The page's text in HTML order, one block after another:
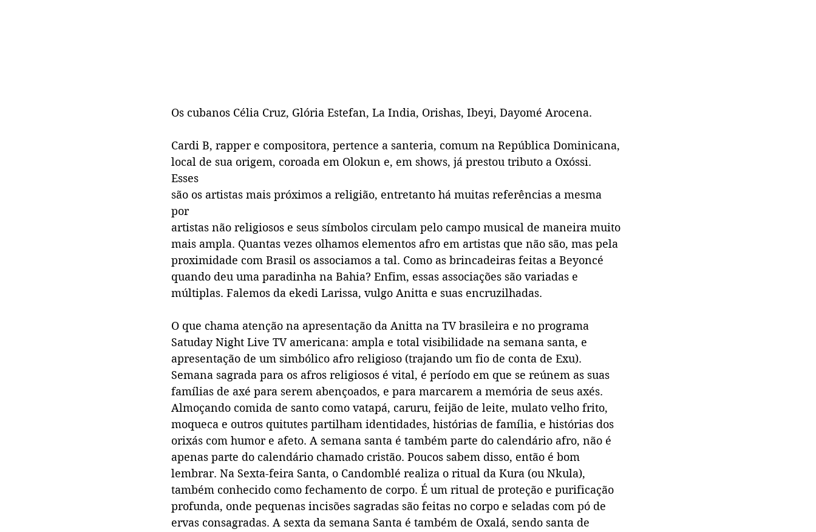
Os cubanos Célia Cruz, Glória Estefan, La India, Orishas, Ibeyi, Dayomé Arocena.
Cardi B, rapper e compositora, pertence a santeria, comum na República Dominicana,
local de sua origem, coroada em Olokun e, em shows, já prestou tributo a Oxóssi.
Esses
são os artistas mais próximos a religião, entretanto há muitas referências a mesma
por
artistas não religiosos e seus símbolos circulam pelo campo musical de maneira muito
mais ampla. Quantas vezes olhamos elementos afro em artistas que não são, mas pela
proximidade com Brasil os associamos a tal. Como as brincadeiras feitas a Beyoncé
quando deu uma paradinha na Bahia? Enfim, essas associações são variadas e
múltiplas. Falemos da ekedi Larissa, vulgo Anitta e suas encruzilhadas.
O que chama atenção na apresentação da Anitta na TV brasileira e no programa
Satuday Night Live TV americana: ampla e total visibilidade na semana santa, e
apresentação de um simbólico afro religioso (trajando um fio de conta de Exu).
Semana sagrada para os afros religiosos é vital, é período em que se reúnem as suas
famílias de axé para serem abençoados, e para marcarem a memória de seus axés.
Almoçando comida de santo como vatapá, caruru, feijão de leite, mulato velho frito,
moqueca e outros quitutes partilham identidades, histórias de família, e histórias dos
orixás com humor e afeto. A semana santa é também parte do calendário afro, não é
apenas parte do calendário chamado cristão. Poucos sabem disso, então é bom
lembrar. Na Sexta-feira Santa, o Candomblé realiza o ritual da Kura (ou Nkula),
também conhecido como fechamento de corpo. É um ritual de proteção e purificação
profunda, onde pequenas incisões sagradas são feitas no corpo e seladas com pó de
ervas consagradas. A sexta da semana Santa é também de Oxalá, sendo santa de